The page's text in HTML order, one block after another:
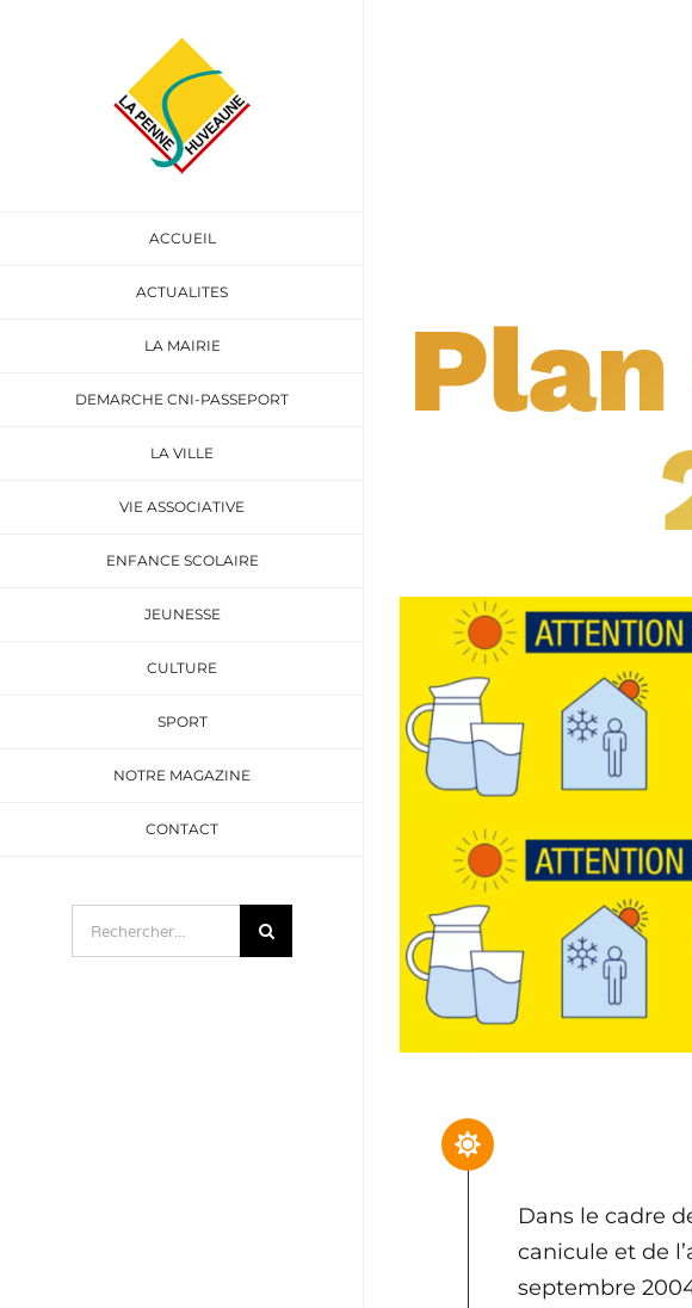
ACCUEIL
ACTUALITES
LA MAIRIE
DEMARCHE CNI-PASSEPORT
LA VILLE
VIE ASSOCIATIVE
ENFANCE SCOLAIRE
JEUNESSE
CULTURE
SPORT
NOTRE MAGAZINE
CONTACT
Dans le cadre
canicule et de
septembre